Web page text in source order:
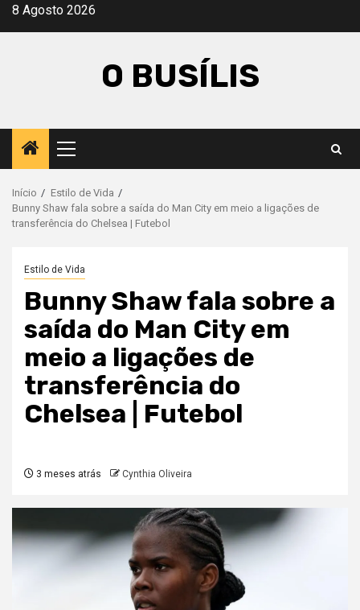
Avançar
8 Agosto 2026
O BUSÍLIS
Menu
principal
Início
Estilo de Vida
Bunny Shaw fala sobre a saída do Man City em meio a ligações de
transferência do Chelsea | Futebol
Estilo de Vida
Bunny Shaw fala sobre a
saída do Man City em
meio a ligações de
transferência do
Chelsea | Futebol
3 meses atrás Cynthia Oliveira